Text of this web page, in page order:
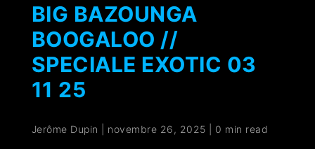
BIG BAZOUNGA
BOOGALOO //
SPECIALE EXOTIC 03
11 25
Jerôme Dupin novembre 26, 2025 0 min read